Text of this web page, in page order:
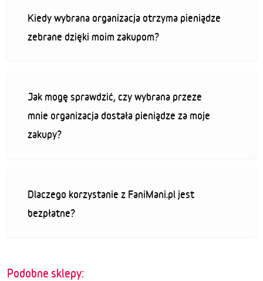
Kiedy wybrana organizacja otrzyma pieniądze
zebrane dzięki moim zakupom?
Jak mogę sprawdzić, czy wybrana przeze
mnie organizacja dostała pieniądze za moje
zakupy?
Dlaczego korzystanie z FaniMani.pl jest
bezpłatne?
Podobne sklepy: